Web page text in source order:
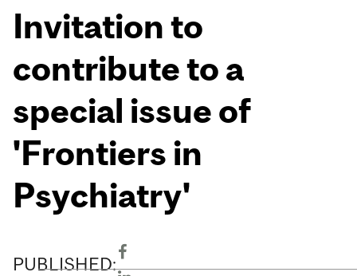
Invitation to
contribute to a
special issue of
'Frontiers in
Psychiatry'
PUBLISHED: